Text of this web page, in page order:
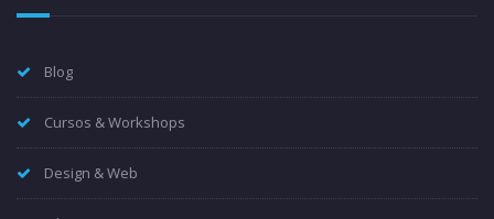
Blog
Cursos & Workshops
Design & Web